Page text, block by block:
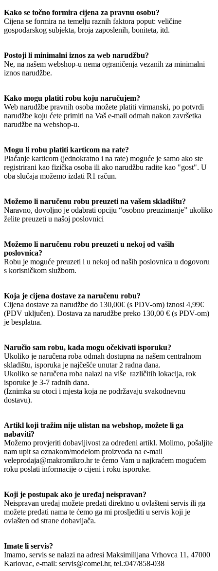
Kako se točno formira cijena za pravnu osobu?
Cijena se formira na temelju raznih faktora poput: veličine
gospodarskog subjekta, broja zaposlenih, boniteta, itd.
Postoji li minimalni iznos za web narudžbu?
Ne, na našem webshop-u nema ograničenja vezanih za minimalni
iznos narudžbe.
Kako mogu platiti robu koju naručujem?
Web narudžbe pravnih osoba možete platiti virmanski, po potvrdi
narudžbe koju ćete primiti na Vaš e-mail odmah nakon završetka
narudžbe na webshop-u.
Mogu li robu platiti karticom na rate?
Plaćanje karticom (jednokratno i na rate) moguće je samo ako ste
registrirani kao fizička osoba ili ako narudžbu radite kao "gost". U
oba slučaja možemo izdati R1 račun.
Možemo li naručenu robu preuzeti na vašem skladištu?
Naravno, dovoljno je odabrati opciju “osobno preuzimanje” ukoliko
želite preuzeti u našoj poslovnici
Možemo li naručenu robu preuzeti u nekoj od vaših
poslovnica?
Robu je moguće preuzeti i u nekoj od naših poslovnica u dogovoru
s korisničkom službom.
Koja je cijena dostave za naručenu robu?
Cijena dostave za narudžbe do 130,00€ (s PDV-om) iznosi 4,99€
(PDV uključen). Dostava za narudžbe preko 130,00 € (s PDV-om)
je besplatna.
Naručio sam robu, kada mogu očekivati isporuku?
Ukoliko je naručena roba odmah dostupna na našem centralnom
skladištu, isporuka je najčešće unutar 2 radna dana.
Ukoliko se naručena roba nalazi na više različitih lokacija, rok
isporuke je 3-7 radnih dana.
(Iznimka su otoci i mjesta koja ne podržavaju svakodnevnu
dostavu).
Artikl koji tražim nije ulistan na webshop, možete li ga
nabaviti?
Možemo provjeriti dobavljivost za određeni artikl. Molimo, pošaljite
nam upit sa oznakom/modelom proizvoda na e-mail
veleprodaja@makromikro.hr te ćemo Vam u najkraćem mogućem
roku poslati informacije o cijeni i roku isporuke.
Koji je postupak ako je uređaj neispravan?
Neispravan uređaj možete predati direktno u ovlašteni servis ili ga
možete predati nama te ćemo ga mi prosljediti u servis koji je
ovlašten od strane dobavljača.
Imate li servis?
Imamo, servis se nalazi na adresi Maksimilijana Vrhovca 11, 47000
Karlovac, e-mail: servis@comel.hr, tel.:047/858-038